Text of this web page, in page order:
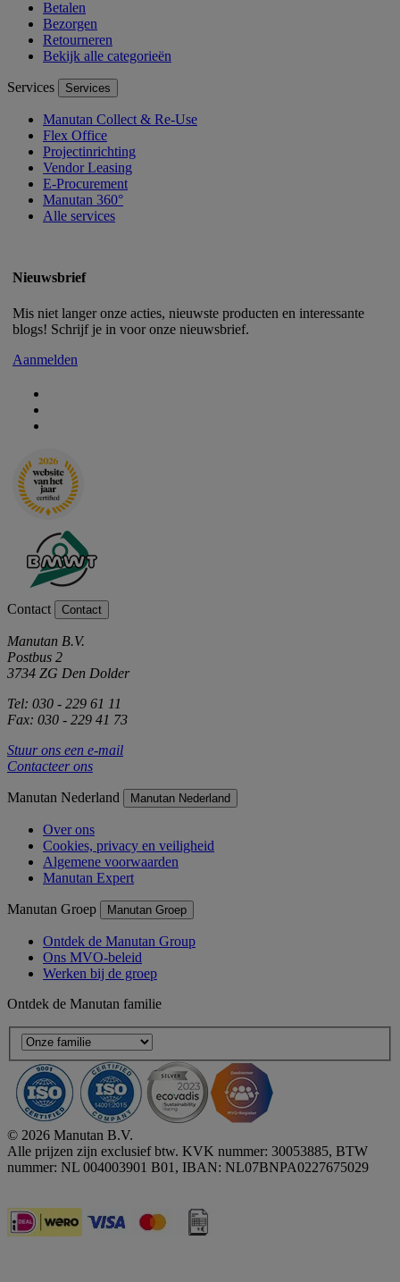
Betalen
Bezorgen
Retourneren
Bekijk alle categorieën
Services Services
Manutan Collect & Re-Use
Flex Office
Projectinrichting
Vendor Leasing
E-Procurement
Manutan 360°
Alle services
Nieuwsbrief
Mis niet langer onze acties, nieuwste producten en interessante
blogs! Schrijf je in voor onze nieuwsbrief.
Aanmelden
Contact Contact
Manutan B.V.
Postbus 2
3734 ZG Den Dolder
Tel: 030 - 229 61 11
Fax: 030 - 229 41 73
Stuur ons een e-mail
Contacteer ons
Manutan Nederland Manutan Nederland
Over ons
Cookies, privacy en veiligheid
Algemene voorwaarden
Manutan Expert
Manutan Groep Manutan Groep
Ontdek de Manutan Group
Ons MVO-beleid
Werken bij de groep
Ontdek de Manutan familie
© 2026 Manutan B.V.
Alle prijzen zijn exclusief btw. KVK nummer: 30053885, BTW
nummer: NL 004003901 B01, IBAN: NL07BNPA0227675029